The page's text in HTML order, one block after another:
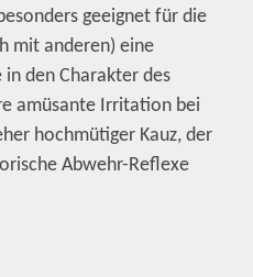
geeignet für die
mit anderen) eine
den Charakter des
amüsante Irritation bei
hochmütiger Kauz, der
Abwehr-Reflexe